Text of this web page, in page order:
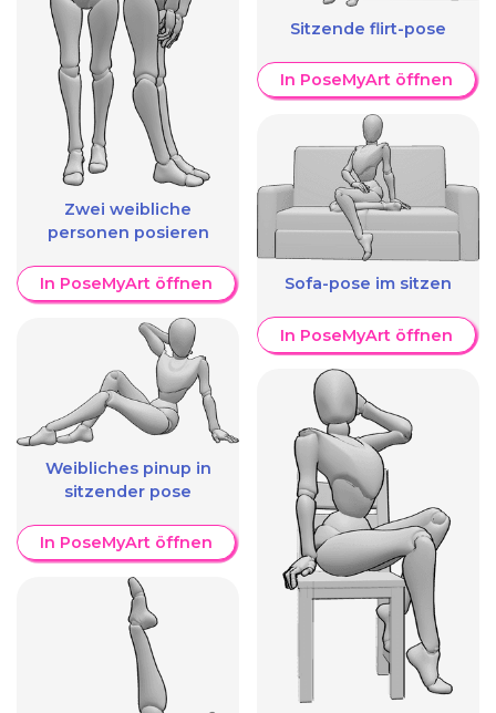
Zwei weibliche
personen posieren
In PoseMyArt öffnen
Weibliches pinup in
sitzender pose
In PoseMyArt öffnen
Sitzende flirt-pose
In PoseMyArt öffnen
Sofa-pose im sitzen
In PoseMyArt öffnen